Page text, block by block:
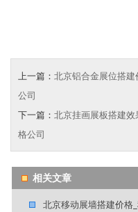
上一篇： 北京铝合金展位搭
公司
下一篇： 北京挂画展板搭建
格公司
相关文章
北京移动展墙搭建价格